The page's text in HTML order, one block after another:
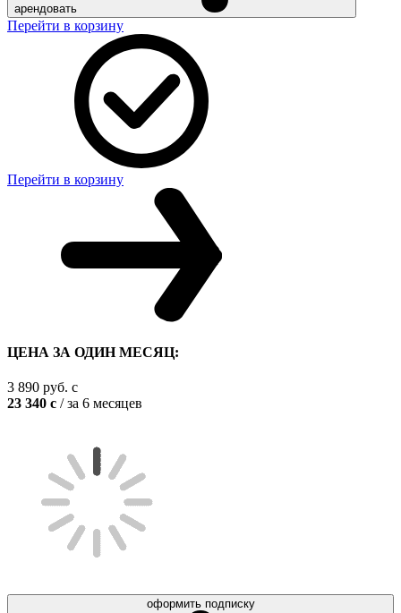
арендовать
Перейти в корзину
Перейти в корзину
ЦЕНА ЗА ОДИН МЕСЯЦ:
3 890 руб. c
23 340 c / за 6 месяцев
оформить подписку